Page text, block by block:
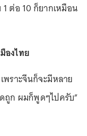
ต่อ 10 ก็ยากเหมือน
องไทย
ราะจีนก็จะมีหลาย
ก ผมก็พูดๆไปครับ”